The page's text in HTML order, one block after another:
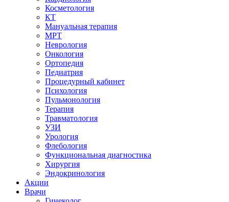
Косметология
КТ
Мануальная терапия
МРТ
Неврология
Онкология
Ортопедия
Педиатрия
Процедурный кабинет
Психология
Пульмонология
Терапия
Травматология
УЗИ
Урология
Флебология
Функциональная диагностика
Хирургия
Эндокринология
Акции
Врачи